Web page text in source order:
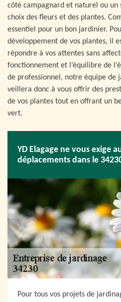
côté campagnard et naturel ou un
choix des fleurs et des plantes.
essentiel pour un bon jardinier.
développement de vos plantes, il
répondre à vos attentes sans
fonctionnement et l’équilibre de
de professionnel, notre équipe de
veillera donc à vous offrir des
de vos plantes tout en offrant un
vert.
YD Elagage ne vous exige
déplacements dans le
Pour tous vos projets de